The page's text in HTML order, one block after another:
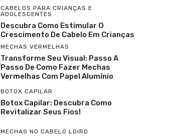
CABELOS PARA CRIANÇAS E
ADOLESCENTES
Descubra Como Estimular O
Crescimento De Cabelo Em Crianças
MECHAS VERMELHAS
Transforme Seu Visual: Passo A
Passo De Como Fazer Mechas
Vermelhas Com Papel Alumínio
BOTOX CAPILAR
Botox Capilar: Descubra Como
Revitalizar Seus Fios!
MECHAS NO CABELO LOIRO